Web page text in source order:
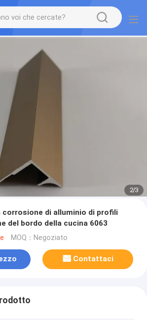
2/3
corrosione di alluminio di profili
del bordo della cucina 6063
MOQ：Negoziato
Contattaci